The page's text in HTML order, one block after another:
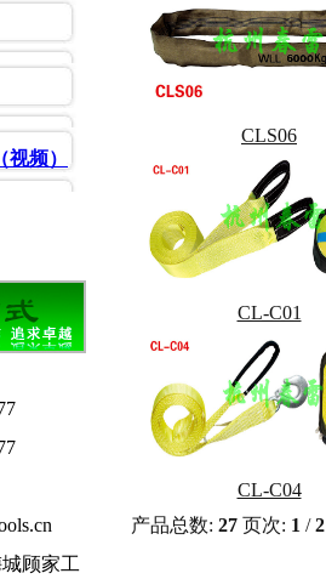
频）
顾家工
CLS06
CL-C01
CL-C04
产品总数: 27 页次: 1 /2